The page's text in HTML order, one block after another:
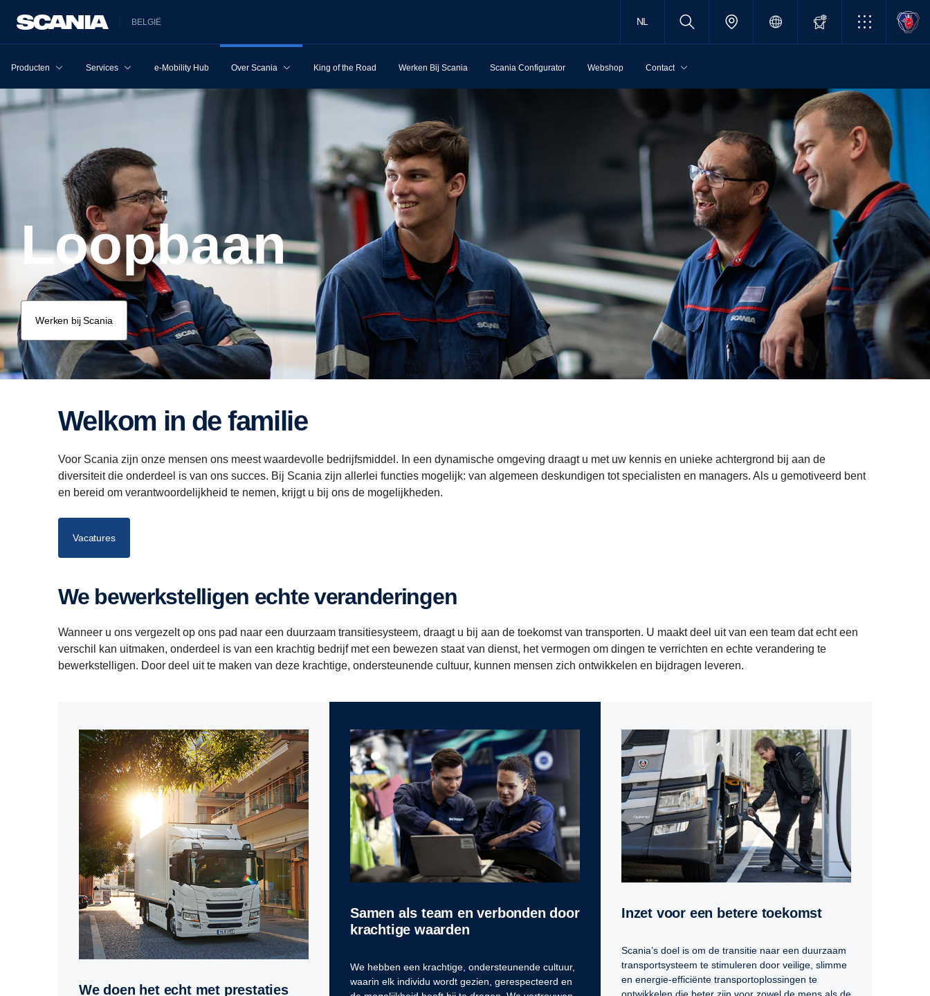
BELGIË NL
Producten Services e-Mobility Hub Over Scania King of the Road Werken Bij Scania Scania Configurator Webshop Contact
Loopbaan
Werken bij Scania
Welkom in de familie
Voor Scania zijn onze mensen ons meest waardevolle bedrijfsmiddel. In een dynamische omgeving draagt u met uw kennis en unieke achtergrond bij aan de
diversiteit die onderdeel is van ons succes. Bij Scania zijn allerlei functies mogelijk: van algemeen deskundigen tot specialisten en managers. Als u gemotiveerd bent
en bereid om verantwoordelijkheid te nemen, krijgt u bij ons de mogelijkheden.
Vacatures
We bewerkstelligen echte veranderingen
Wanneer u ons vergezelt op ons pad naar een duurzaam transitiesysteem, draagt u bij aan de toekomst van transporten. U maakt deel uit van een team dat echt een
verschil kan uitmaken, onderdeel is van een krachtig bedrijf met een bewezen staat van dienst, het vermogen om dingen te verrichten en echte verandering te
bewerkstelligen. Door deel uit te maken van deze krachtige, ondersteunende cultuur, kunnen mensen zich ontwikkelen en bijdragen leveren.
We doen het echt met prestaties
Samen als team en verbonden door
krachtige waarden
We hebben een krachtige, ondersteunende cultuur,
waarin elk individu wordt gezien, gerespecteerd en
Inzet voor een betere toekomst
Scania’s doel is om de transitie naar een duurzaam
transportsysteem te stimuleren door veilige, slimme
en energie-efficiënte transportoplossingen te